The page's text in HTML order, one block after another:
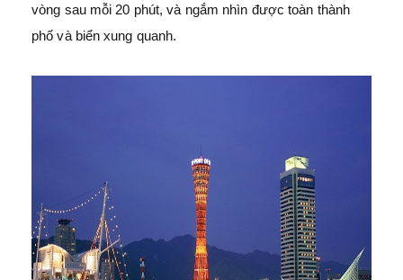
vòng sau mỗi 20 phút, và ngắm nhìn được toàn thành
phố và biển xung quanh.